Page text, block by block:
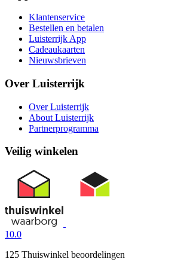
Klantenservice
Bestellen en betalen
Luisterrijk App
Cadeaukaarten
Nieuwsbrieven
Over Luisterrijk
Over Luisterrijk
About Luisterrijk
Partnerprogramma
Veilig winkelen
10.0
125 Thuiswinkel beoordelingen